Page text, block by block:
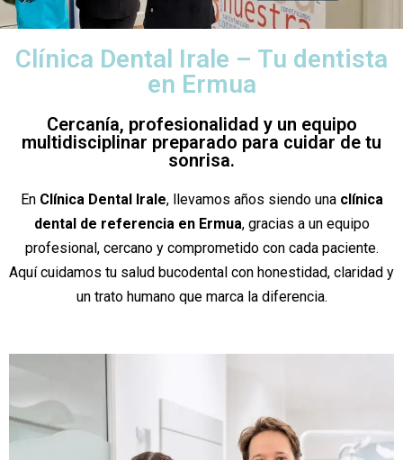
Clínica Dental Irale – Tu dentista
en Ermua
Cercanía, profesionalidad y un equipo
multidisciplinar preparado para cuidar de tu
sonrisa.
En Clínica Dental Irale, llevamos años siendo una clínica
dental de referencia en Ermua, gracias a un equipo
profesional, cercano y comprometido con cada paciente.
Aquí cuidamos tu salud bucodental con honestidad, claridad y
un trato humano que marca la diferencia.